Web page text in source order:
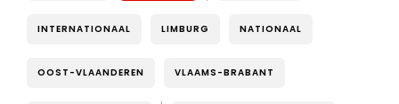
INTERNATIONAAL LIMBURG NATIONAAL
OOST-VLAANDEREN VLAAMS-BRABANT